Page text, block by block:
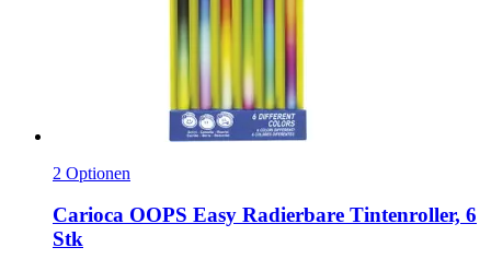
2 Optionen
Carioca OOPS Easy Radierbare Tintenroller, 6
Stk